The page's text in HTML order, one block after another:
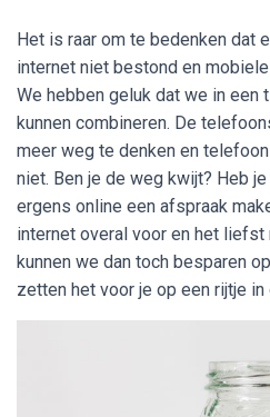
Het is raar om te bedenken dat
internet niet bestond en
We hebben geluk dat we in een
kunnen combineren. De
meer weg te denken en
niet. Ben je de weg kwijt? Heb
ergens online een afspraak
internet overal voor en het
kunnen we dan toch besparen
zetten het voor je op een rijtje in